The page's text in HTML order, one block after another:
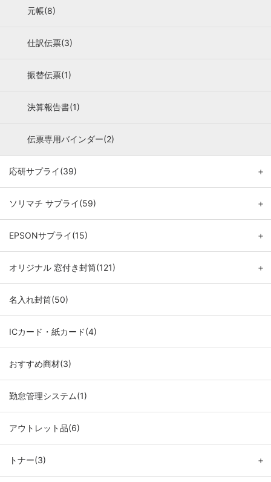
元帳(8)
仕訳伝票(3)
振替伝票(1)
決算報告書(1)
伝票専用バインダー(2)
応研サプライ(39) ＋
ソリマチ サプライ(59) ＋
EPSONサプライ(15) ＋
オリジナル 窓付き封筒(121) ＋
名入れ封筒(50)
ICカード・紙カード(4)
おすすめ商材(3)
勤怠管理システム(1)
アウトレット品(6)
トナー(3) ＋